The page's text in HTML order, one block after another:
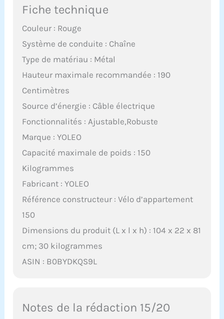
Fiche technique
Couleur : Rouge
Système de conduite : Chaîne
Type de matériau : Métal
Hauteur maximale recommandée : 190
Centimètres
Source d’énergie : Câble électrique
Fonctionnalités : Ajustable,Robuste
Marque : YOLEO
Capacité maximale de poids : 150
Kilogrammes
Fabricant : YOLEO
Référence constructeur : Vélo d’appartement
150
Dimensions du produit (L x l x h) : 104 x 22 x 81
cm; 30 kilogrammes
ASIN : B0BYDKQS9L
Notes de la rédaction 15/20